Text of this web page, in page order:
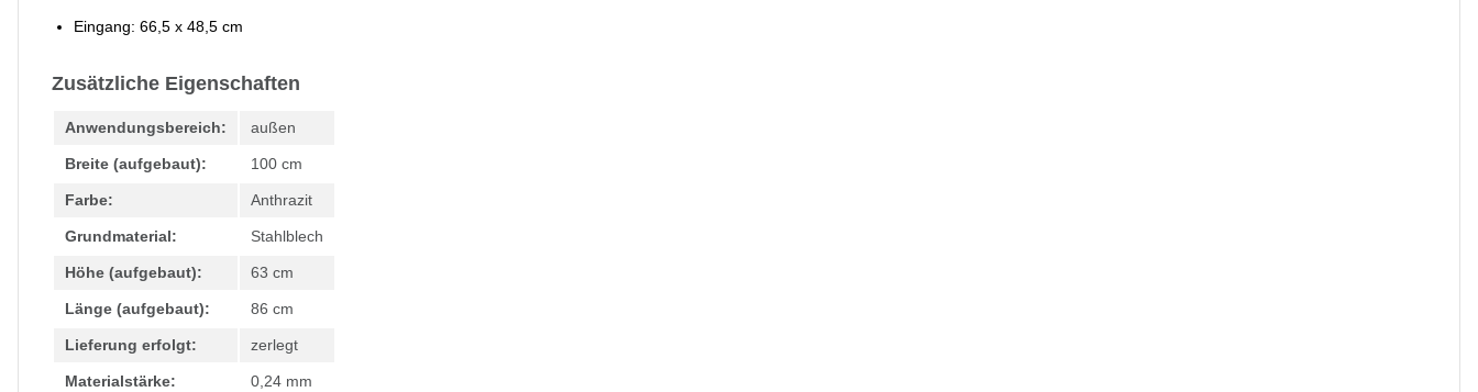
Eingang: 66,5 x 48,5 cm
Zusätzliche Eigenschaften
Anwendungsbereich: außen
Breite (aufgebaut): 100 cm
Farbe: Anthrazit
Grundmaterial: Stahlblech
Höhe (aufgebaut): 63 cm
Länge (aufgebaut): 86 cm
Lieferung erfolgt: zerlegt
Materialstärke: 0,24 mm